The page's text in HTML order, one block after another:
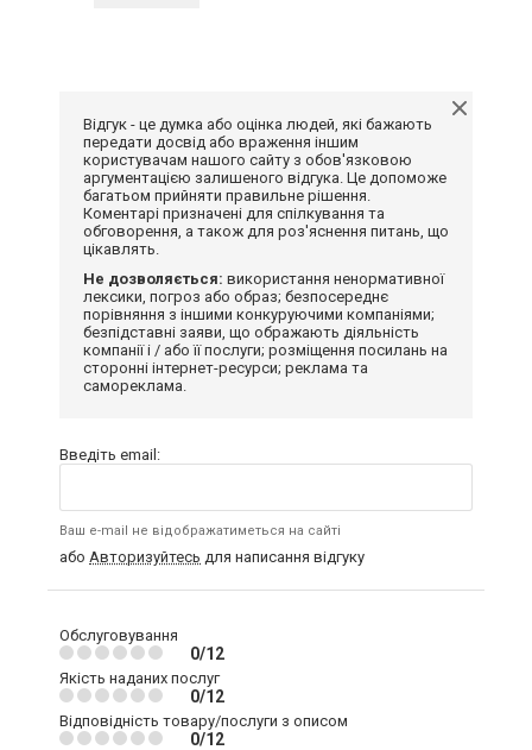
Відгук - це думка або оцінка людей, які бажають
передати досвід або враження іншим
користувачам нашого сайту з обов'язковою
аргументацією залишеного відгука. Це допоможе
багатьом прийняти правильне рішення.
Коментарі призначені для спілкування та
обговорення, а також для роз'яснення питань, що
цікавлять.
Не дозволяється: використання ненормативної
лексики, погроз або образ; безпосереднє
порівняння з іншими конкуруючими компаніями;
безпідставні заяви, що ображають діяльність
компанії і / або її послуги; розміщення посилань на
сторонні інтернет-ресурси; реклама та
самореклама.
Введіть email:
Ваш e-mail не відображатиметься на сайті
або Авторизуйтесь для написання відгуку
Обслуговування
0/12
Якість наданих послуг
0/12
Відповідність товару/послуги з описом
0/12